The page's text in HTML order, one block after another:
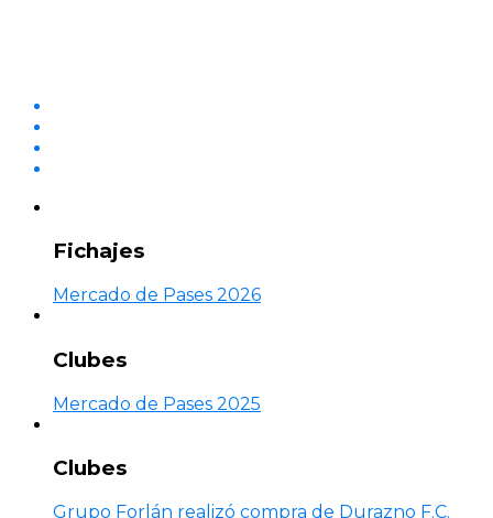
Fichajes
Mercado de Pases 2026
Clubes
Mercado de Pases 2025
Clubes
Grupo Forlán realizó compra de Durazno F.C.